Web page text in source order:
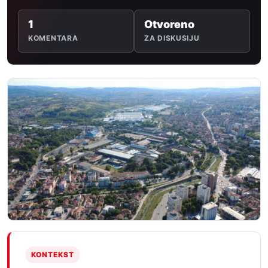
1
KOMENTARA
Otvoreno
ZA DISKUSIJU
KONTEKST